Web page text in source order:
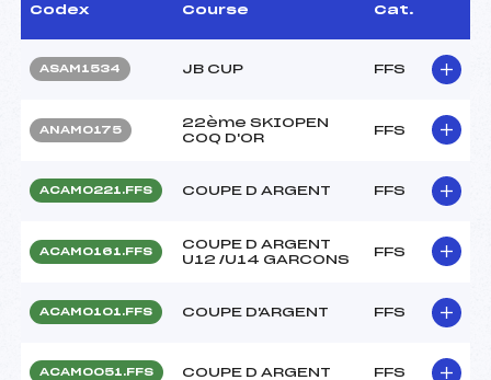
Codex Course Cat.
ASAM1534 JB CUP FFS
ANAM0175
22ème SKIOPEN
COQ D'OR
FFS
ACAM0221.FFS COUPE D ARGENT FFS
ACAM0161.FFS
COUPE D ARGENT
U12 /U14 GARCONS
FFS
ACAM0101.FFS COUPE D'ARGENT FFS
ACAM0051.FFS COUPE D ARGENT FFS